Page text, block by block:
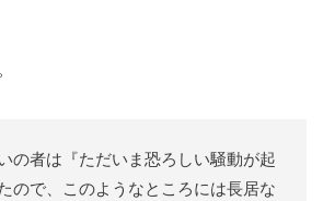
の者は『ただいま恐ろしい騒動が起
ので、このようなところには長居な